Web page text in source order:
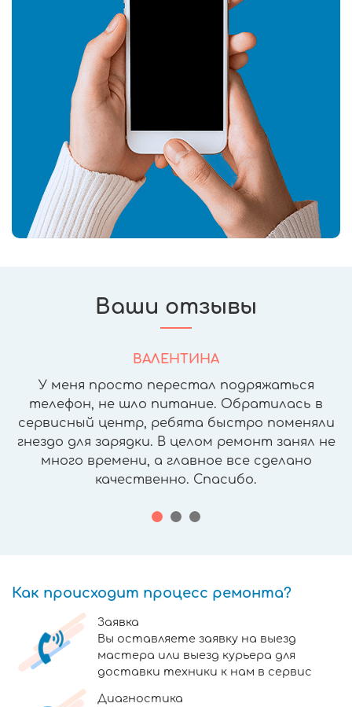
Ваши отзывы
ВАЛЕНТИНА
У меня просто перестал подряжаться
телефон, не шло питание. Обратилась в
сервисный центр, ребята быстро поменяли
гнездо для зарядки. В целом ремонт занял не
много времени, а главное все сделано
качественно. Спасибо.
Как происходит процесс ремонта?
Заявка
Вы оставляете заявку на выезд
мастера или выезд курьера для
доставки техники к нам в сервис
Диагностика